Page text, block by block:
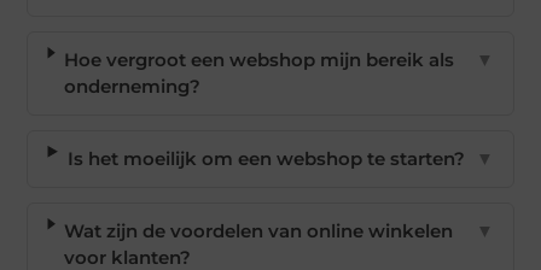
Hoe vergroot een webshop mijn bereik als
onderneming?
▼
Is het moeilijk om een webshop te starten? ▼
Wat zijn de voordelen van online winkelen
voor klanten?
▼